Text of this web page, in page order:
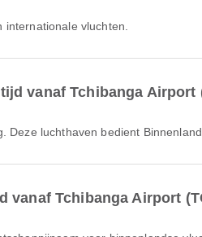
internationale vluchten.
vanaf Tchibanga Airport
Deze luchthaven bedient
vanaf Tchibanga Airport